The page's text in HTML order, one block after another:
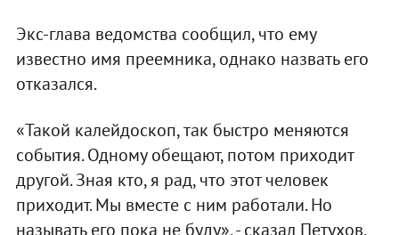
Экс-глава ведомства сообщил, что ему
известно имя преемника, однако назвать его
отказался.
«Такой калейдоскоп, так быстро меняются
события. Одному обещают, потом приходит
другой. Зная кто, я рад, что этот человек
приходит. Мы вместе с ним работали. Но
называть его пока не буду», - сказал Петухов.